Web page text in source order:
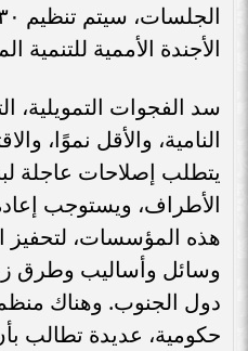
الأجندة الأممية للتنمية
سد الفجوات التمويلية،
النامية، والأقل نموًا،
يتطلب إصلاحات عاجلة
الأطراف، ويستوجب
هذه المؤسسات، لتحفيز
وسائل وأساليب وطرق
دول الجنوب. وهناك
حكومية، عديدة تطالب